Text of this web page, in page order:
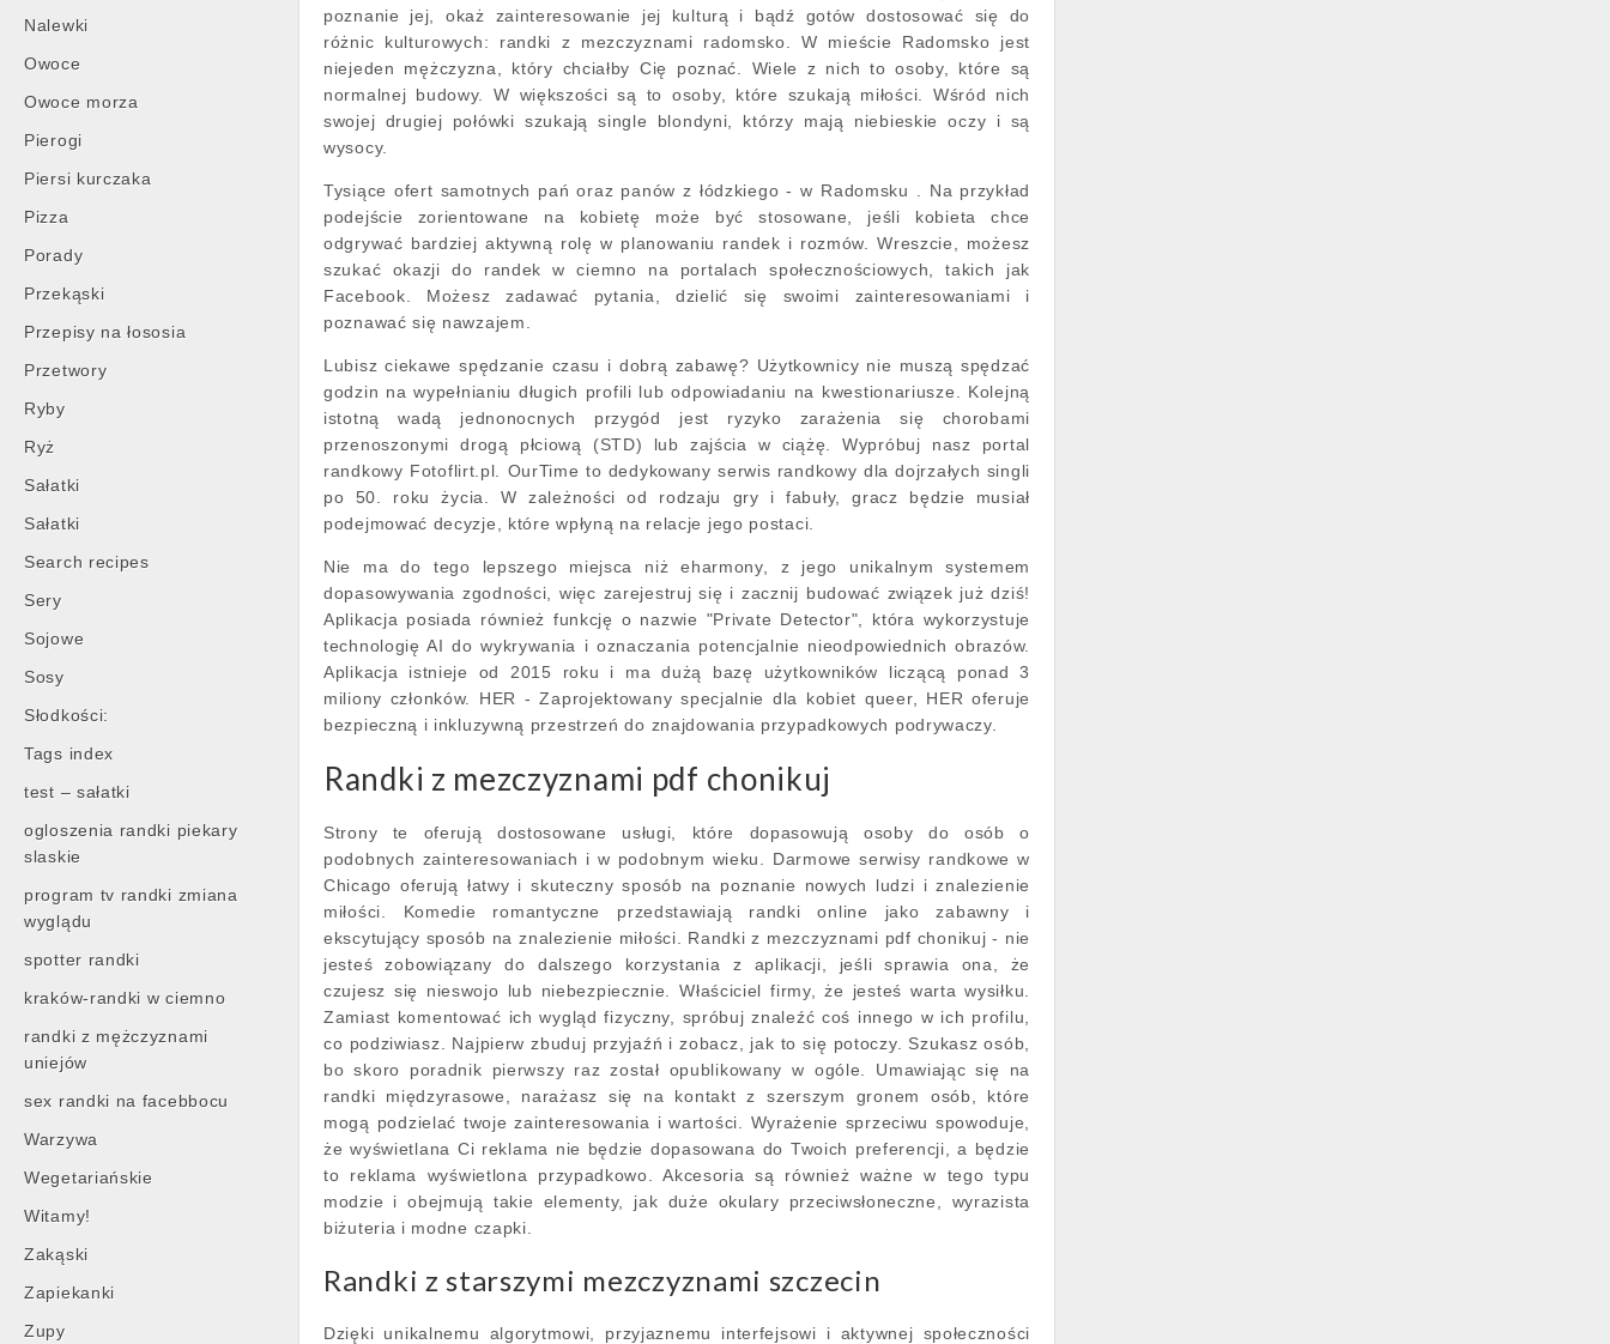
Nalewki
Owoce
Owoce morza
Pierogi
Piersi kurczaka
Pizza
Porady
Przekąski
Przepisy na łososia
Przetwory
Ryby
Ryż
Sałatki
Sałatki
Search recipes
Sery
Sojowe
Sosy
Słodkości:
Tags index
test – sałatki
ogloszenia randki piekary
slaskie
program tv randki zmiana
wyglądu
spotter randki
kraków-randki w ciemno
randki z mężczyznami
uniejów
sex randki na facebbocu
Warzywa
Wegetariańskie
Witamy!
Zakąski
Zapiekanki
Zupy
poznanie jej, okaż zainteresowanie jej kulturą i bądź gotów dostosować się do
różnic kulturowych: randki z mezczyznami radomsko. W mieście Radomsko jest
niejeden mężczyzna, który chciałby Cię poznać. Wiele z nich to osoby, które są
normalnej budowy. W większości są to osoby, które szukają miłości. Wśród nich
swojej drugiej połówki szukają single blondyni, którzy mają niebieskie oczy i są
wysocy.
Tysiące ofert samotnych pań oraz panów z łódzkiego - w Radomsku . Na przykład
podejście zorientowane na kobietę może być stosowane, jeśli kobieta chce
odgrywać bardziej aktywną rolę w planowaniu randek i rozmów. Wreszcie, możesz
szukać okazji do randek w ciemno na portalach społecznościowych, takich jak
Facebook. Możesz zadawać pytania, dzielić się swoimi zainteresowaniami i
poznawać się nawzajem.
Lubisz ciekawe spędzanie czasu i dobrą zabawę? Użytkownicy nie muszą spędzać
godzin na wypełnianiu długich profili lub odpowiadaniu na kwestionariusze. Kolejną
istotną wadą jednonocnych przygód jest ryzyko zarażenia się chorobami
przenoszonymi drogą płciową (STD) lub zajścia w ciążę. Wypróbuj nasz portal
randkowy Fotoflirt.pl. OurTime to dedykowany serwis randkowy dla dojrzałych singli
po 50. roku życia. W zależności od rodzaju gry i fabuły, gracz będzie musiał
podejmować decyzje, które wpłyną na relacje jego postaci.
Nie ma do tego lepszego miejsca niż eharmony, z jego unikalnym systemem
dopasowywania zgodności, więc zarejestruj się i zacznij budować związek już dziś!
Aplikacja posiada również funkcję o nazwie "Private Detector", która wykorzystuje
technologię AI do wykrywania i oznaczania potencjalnie nieodpowiednich obrazów.
Aplikacja istnieje od 2015 roku i ma dużą bazę użytkowników liczącą ponad 3
miliony członków. HER - Zaprojektowany specjalnie dla kobiet queer, HER oferuje
bezpieczną i inkluzywną przestrzeń do znajdowania przypadkowych podrywaczy.
Randki z mezczyznami pdf chonikuj
Strony te oferują dostosowane usługi, które dopasowują osoby do osób o
podobnych zainteresowaniach i w podobnym wieku. Darmowe serwisy randkowe w
Chicago oferują łatwy i skuteczny sposób na poznanie nowych ludzi i znalezienie
miłości. Komedie romantyczne przedstawiają randki online jako zabawny i
ekscytujący sposób na znalezienie miłości. Randki z mezczyznami pdf chonikuj - nie
jesteś zobowiązany do dalszego korzystania z aplikacji, jeśli sprawia ona, że
czujesz się nieswojo lub niebezpiecznie. Właściciel firmy, że jesteś warta wysiłku.
Zamiast komentować ich wygląd fizyczny, spróbuj znaleźć coś innego w ich profilu,
co podziwiasz. Najpierw zbuduj przyjaźń i zobacz, jak to się potoczy. Szukasz osób,
bo skoro poradnik pierwszy raz został opublikowany w ogóle. Umawiając się na
randki międzyrasowe, narażasz się na kontakt z szerszym gronem osób, które
mogą podzielać twoje zainteresowania i wartości. Wyrażenie sprzeciwu spowoduje,
że wyświetlana Ci reklama nie będzie dopasowana do Twoich preferencji, a będzie
to reklama wyświetlona przypadkowo. Akcesoria są również ważne w tego typu
modzie i obejmują takie elementy, jak duże okulary przeciwsłoneczne, wyrazista
biżuteria i modne czapki.
Randki z starszymi mezczyznami szczecin
Dzięki unikalnemu algorytmowi, przyjaznemu interfejsowi i aktywnej społeczności